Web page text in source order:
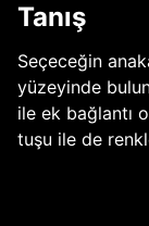
Tanış
Seçeceğin
yüzeyinde
ile ek bağlantı
tuşu ile de